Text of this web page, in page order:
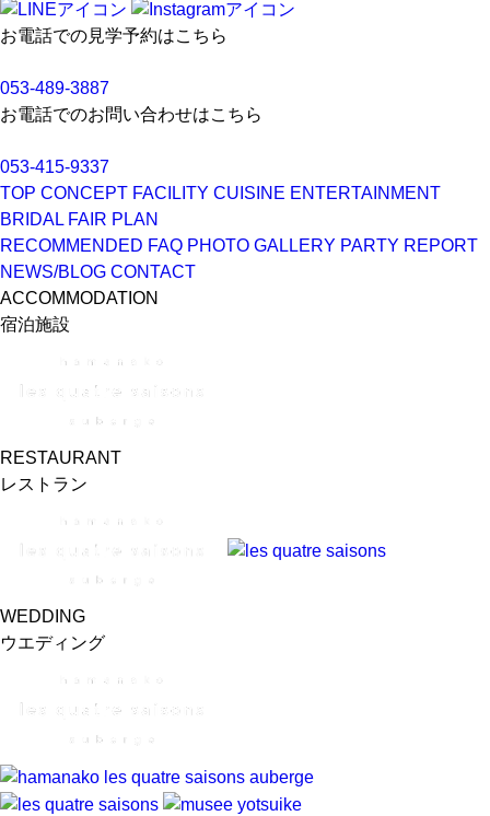
お電話での見学予約はこちら
053-489-3887
お電話でのお問い合わせはこちら
053-415-9337
TOP CONCEPT FACILITY CUISINE ENTERTAINMENT
BRIDAL FAIR PLAN
RECOMMENDED FAQ PHOTO GALLERY PARTY REPORT
NEWS/BLOG CONTACT
ACCOMMODATION
宿泊施設
RESTAURANT
レストラン
WEDDING
ウエディング